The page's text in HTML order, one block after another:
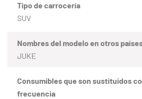
Tipo de carrocería
SUV
Nombres del modelo en otros
JUKE
Consumibles que son sustituidos
frecuencia